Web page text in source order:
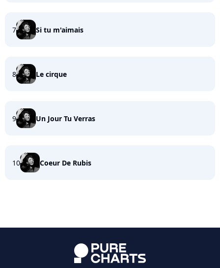
7 Si tu m'aimais
8 Le cirque
9 Un Jour Tu Verras
10 Coeur De Rubis